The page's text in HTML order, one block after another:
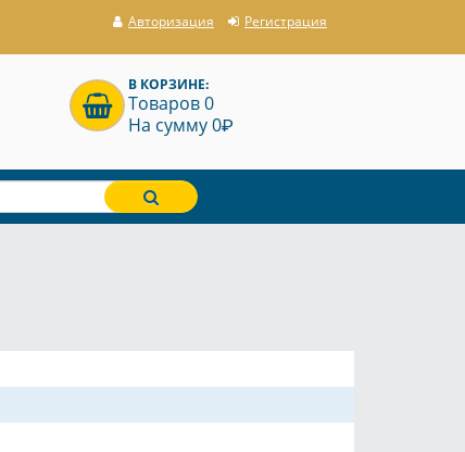
Авторизация Регистрация
В КОРЗИНЕ:
Товаров 0
На сумму 0P